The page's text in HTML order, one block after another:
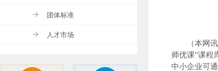
团体标准
人才市场
（本网
师优课”课程
中小企业可